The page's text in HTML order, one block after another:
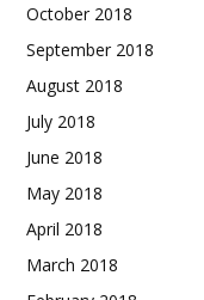
October 2018
September 2018
August 2018
July 2018
June 2018
May 2018
April 2018
March 2018